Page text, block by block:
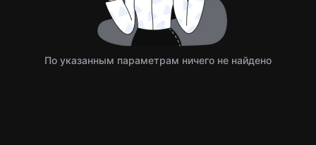
По указанным параметрам ничего не найдено